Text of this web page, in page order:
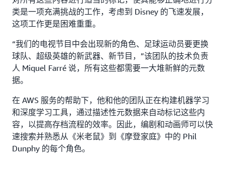
类是一项充满挑战的工作，考虑到 Disney 的飞速发展，
这项工作更是困难重重。
“我们的电视节目中会出现新的角色、足球运动员要更换
球队、超级英雄的新武器、新节目，”该团队的技术负责
人 Miquel Farré 说，所有这些都需要一大堆新鲜的元数
据。
在 AWS 服务的帮助下，他和他的团队正在构建机器学习
和深度学习工具，通过描述性元数据来自动标记这些内
容，以提高存档流程的效率。因此，编剧和动画师可以快
速搜索并熟悉从《米老鼠》到《摩登家庭》中的 Phil
Dunphy 的每个角色。